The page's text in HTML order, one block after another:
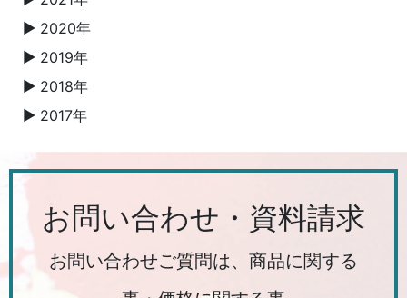
▼ 2020年
▼ 2019年
▼ 2018年
▼ 2017年
お問い合わせ・資料請求
お問い合わせご質問は、商品に関する